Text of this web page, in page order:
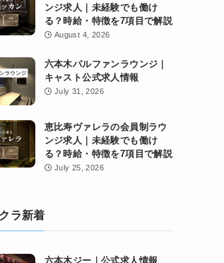
ンジ求人｜未経験でも働け
る？時給・特徴を7項目で解説
August 4, 2026
六本木パルファンラウンジ｜
キャスト公式求人情報
July 31, 2026
恵比寿ヴァレラの会員制ラウ
ンジ求人｜未経験でも働け
る？時給・特徴を7項目で解説
July 25, 2026
ラ新着
六本木ジー｜公式求人情報